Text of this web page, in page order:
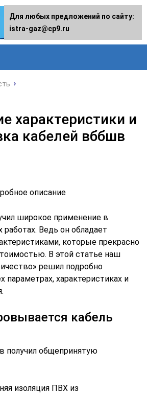
характеристики и
кабелей вббшв
описание
широкое применение в
Ведь он обладает
которые прекрасно
В этой статье наш
решил подробно
параметрах, характеристиках и
кабель
получил общепринятую
изоляция ПВХ из
Для любых предложений по сайту:
istra-gaz@cp9.ru